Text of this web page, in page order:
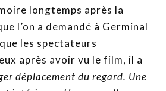
longtemps après la
l’on a demandé à Germinal
les spectateurs
après avoir vu le film, il a
déplacement du regard. Une